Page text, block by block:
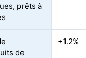
prêts à
de
+1.2%